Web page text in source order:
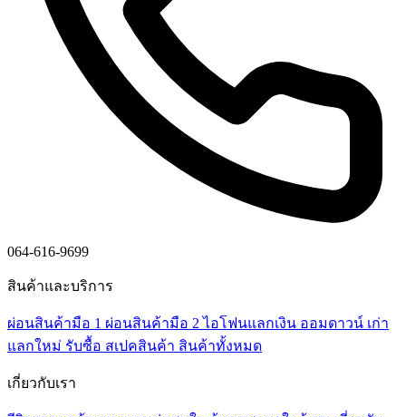
064-616-9699
สินค้าและบริการ
ผ่อนสินค้ามือ 1 ผ่อนสินค้ามือ 2ไอโฟนแลกเงิน ออมดาวน์ เก่า
แลกใหม่ รับซื้อ สเปคสินค้า สินค้าทั้งหมด
เกี่ยวกับเรา